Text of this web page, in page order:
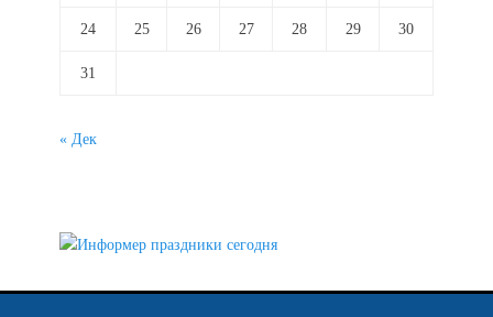
24 25 26 27 28 29 30
31
« Дек